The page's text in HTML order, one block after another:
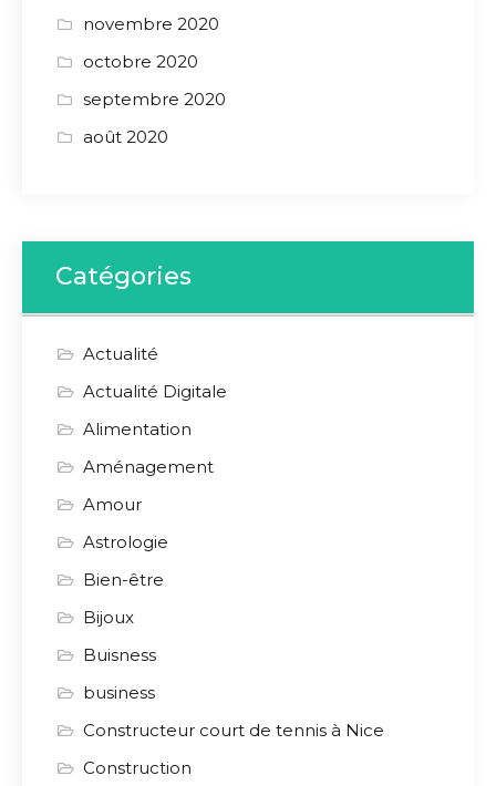
novembre 2020
octobre 2020
septembre 2020
août 2020
Catégories
Actualité
Actualité Digitale
Alimentation
Aménagement
Amour
Astrologie
Bien-être
Bijoux
Buisness
business
Constructeur court de tennis à Nice
Construction